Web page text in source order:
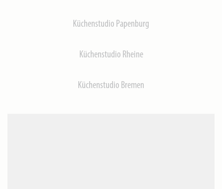
Küchenstudio Papenburg
Küchenstudio Rheine
Küchenstudio Bremen